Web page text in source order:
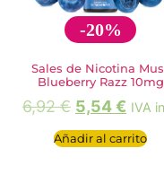
-20%
Sales de Nicotina
Blueberry Razz 10mg
6,92€ 5,54€ IVA
Añadir al carrito